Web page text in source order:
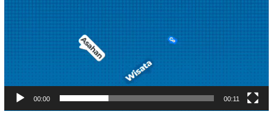
00:00 00:11